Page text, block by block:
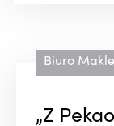
Biuro
„Z